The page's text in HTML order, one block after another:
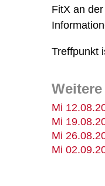
FitX an
Treffpunkt
Mi
Mi
Mi
Mi